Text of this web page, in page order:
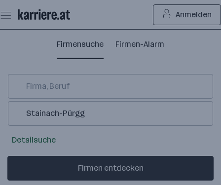
Seiteninhalt
springen
Anmelden
Firmensuche Firmen-Alarm
Detailsuche
Firmen entdecken